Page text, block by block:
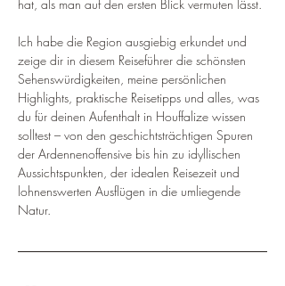
hat, als man auf den ersten Blick vermuten lässt.
Ich habe die Region ausgiebig erkundet und
zeige dir in diesem Reiseführer die schönsten
Sehenswürdigkeiten, meine persönlichen
Highlights, praktische Reisetipps und alles, was
du für deinen Aufenthalt in Houffalize wissen
solltest – von den geschichtsträchtigen Spuren
der Ardennenoffensive bis hin zu idyllischen
Aussichtspunkten, der idealen Reisezeit und
lohnenswerten Ausflügen in die umliegende
Natur.